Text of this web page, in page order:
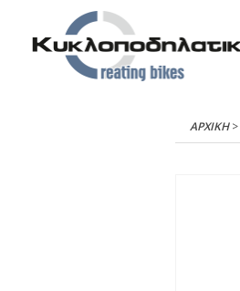
ΑΡΧΙΚΉ>